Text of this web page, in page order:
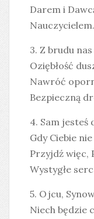
Darem i
Nauczycielem.
3. Z brudu
Oziębłość
Nawróć
Bezpieczną
4. Sam jesteś
Gdy Ciebie
Przyjdź więc,
Wystygłe
5. Ojcu,
Niech będzie